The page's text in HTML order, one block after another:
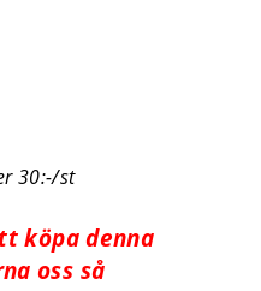
30:-/st
köpa denna
oss så